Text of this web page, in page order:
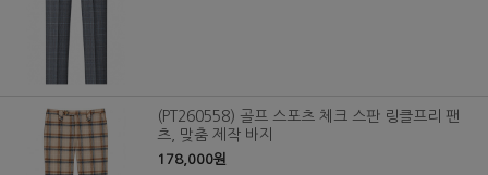
(PT260558) 골프 스포츠 체크 스판 링클프리 팬
츠, 맞춤 제작 바지
178,000원